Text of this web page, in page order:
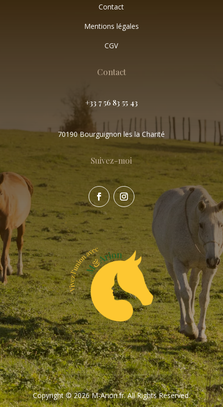
Contact
Mentions légales
CGV
Contact
+33 7 56 83 55 43
70190 Bourguignon les la Charité
Suivez-moi
Copyright © 2026 M-Arion.fr. All Rights Reserved.